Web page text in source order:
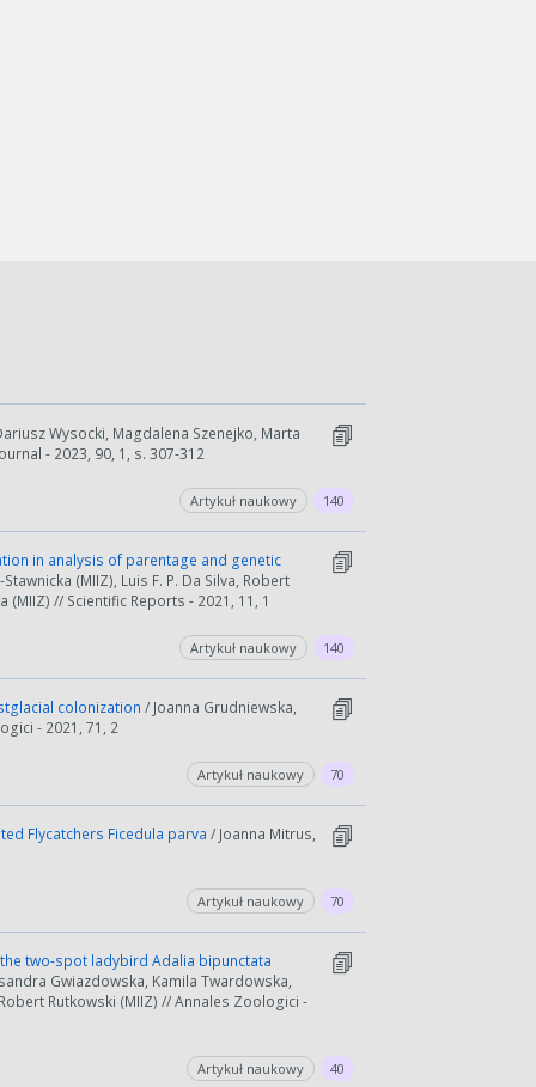
Wysocki, Magdalena Szenejko, Marta
- 2023, 90, 1, s. 307-312
Artykuł naukowy 140
in analysis of parentage and genetic
(MIIZ), Luis F. P. Da Silva, Robert
// Scientific Reports - 2021, 11, 1
Artykuł naukowy 140
colonization / Joanna Grudniewska,
- 2021, 71, 2
Artykuł naukowy 70
Flycatchers Ficedula parva / Joanna Mitrus,
Artykuł naukowy 70
two-spot ladybird Adalia bipunctata
Gwiazdowska, Kamila Twardowska,
Rutkowski (MIIZ) // Annales Zoologici -
Artykuł naukowy 40